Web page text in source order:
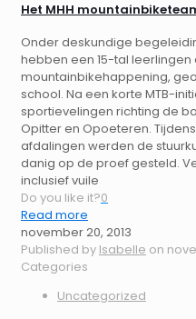
Het MHH
Onder deskundige
hebben een 15-tal
mountainbikehappening,
school. Na een korte MTB-
sportievelingen richting de
Opitter en Opoeteren.
afdalingen werden de
danig op de proef gesteld.
inclusief vuile
Do you like it?0
Read more
november 20, 2013
Published by Isabelle on
Categories
Uncategorized